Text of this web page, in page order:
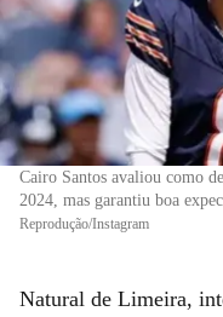
Cairo Santos avaliou como
2024, mas garantiu boa
Reprodução/Instagram
Natural de Limeira,